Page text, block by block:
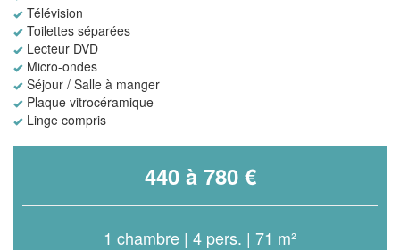
Télévision
Toilettes séparées
Lecteur DVD
Micro-ondes
Séjour / Salle à manger
Plaque vitrocéramique
Linge compris
440 à 780 €
1 chambre | 4 pers. | 71 m²